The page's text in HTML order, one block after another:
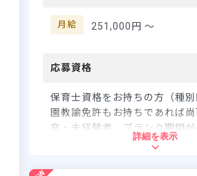
京王線「多摩境駅」徒歩20分
6分／神奈川中央バス「多摩境
※マイカー・バイク・自転車
一緒に心も体ものびの
してみませんか？時給
んな魔法をかけているのか
は、当園で活躍する先生だけ
ように、先輩たちが優しくア
れるので安心して挑戦してく
ださいね◎ ーー【あなたの生
活とキャリアを応援する充実
の待遇】 入職1年目から年収
321万円想定！年間休日数は担
当クラスによって異なり、年
月給 251,000円 〜
応募資格
保育士資格をお持ちの方（種
園教諭免許もお持ちであれば
卒・未経験者、ブランク期間
ご応募ください。 ※子どもを
詳細を表示